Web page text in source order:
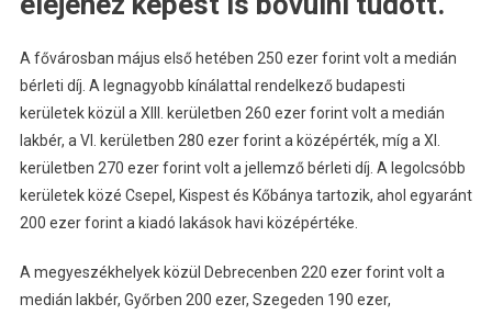
A fővárosban május első hetében 250 ezer forint volt a medián
bérleti díj. A legnagyobb kínálattal rendelkező budapesti
kerületek közül a XIII. kerületben 260 ezer forint volt a medián
lakbér, a VI. kerületben 280 ezer forint a középérték, míg a XI.
kerületben 270 ezer forint volt a jellemző bérleti díj. A legolcsóbb
kerületek közé Csepel, Kispest és Kőbánya tartozik, ahol egyaránt
200 ezer forint a kiadó lakások havi középértéke.
A megyeszékhelyek közül Debrecenben 220 ezer forint volt a
medián lakbér, Győrben 200 ezer, Szegeden 190 ezer,